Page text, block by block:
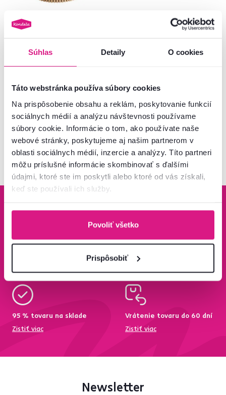
Súhlas Detaily O cookies
Táto webstránka používa súbory cookies
Na prispôsobenie obsahu a reklám, poskytovanie funkcií
sociálnych médií a analýzu návštevnosti používame
súbory cookie. Informácie o tom, ako používate naše
webové stránky, poskytujeme aj našim partnerom v
oblasti sociálnych médií, inzercie a analýzy. Títo partneri
môžu príslušné informácie skombinovať s ďalšími
údajmi, ktoré ste im poskytli alebo ktoré od vás získali,
keď ste používali ich služby.
Povoliť všetko
Prispôsobiť
Jedálenský stôl, rozkladací, dub,
399 €
Pozreli ste 5 produktov z5
Bezpečný nákup
Doprava od 199 €
Zisti viac
95 % tovaru na sklade
Zistiť viac
Vrátenie tovaru do 60 dní
Zistiť viac
Newsletter